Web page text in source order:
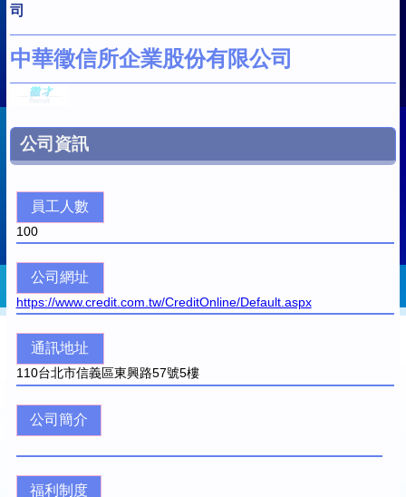
司
中華徵信所企業股份有限公司
公司資訊
員工人數
100
公司網址
https://www.credit.com.tw/CreditOnline/Default.aspx
通訊地址
110台北市信義區東興路57號5樓
公司簡介
福利制度